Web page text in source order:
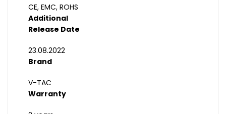
CE, EMC, ROHS
Additional
Release Date
23.08.2022
Brand
V-TAC
Warranty